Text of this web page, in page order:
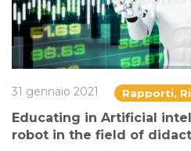
31 gennaio 2021 Rapporti,
Educating in Artificial
robot in the field of